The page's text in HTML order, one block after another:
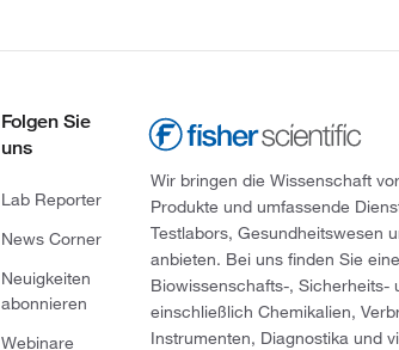
Folgen Sie
uns
Lab Reporter
News Corner
Neuigkeiten
abonnieren
Webinare
Wir bringen die Wissenschaft
Produkte und umfassende
Testlabors, Gesundheitswesen
anbieten. Bei uns finden Sie
Biowissenschafts-, Sicherheits-
einschließlich Chemikalien,
Instrumenten, Diagnostika und